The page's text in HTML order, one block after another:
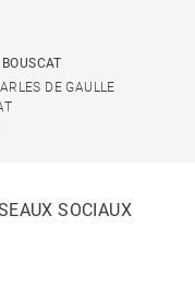
DE GAULLE
SOCIAUX